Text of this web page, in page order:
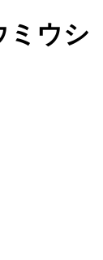
ミウシ